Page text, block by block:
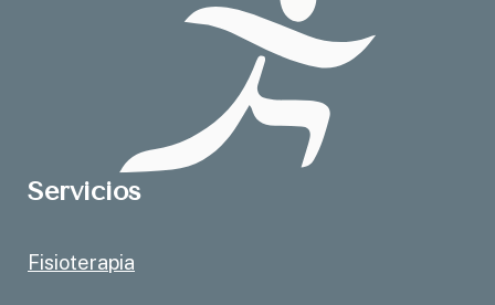
Servicios
Fisioterapia